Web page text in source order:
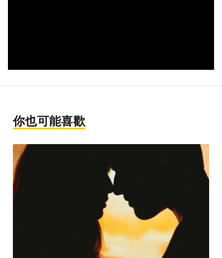
你也可能喜歡